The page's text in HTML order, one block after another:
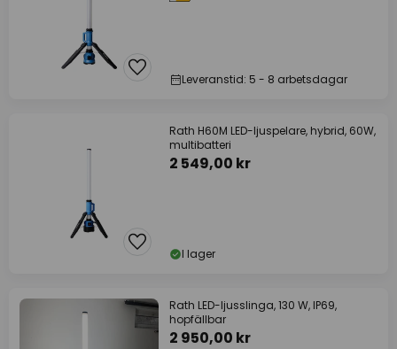
Leveranstid: 5 - 8 arbetsdagar
Rath H60M LED-ljuspelare, hybrid, 60W,
multibatteri
2 549,00 kr
I lager
Rath LED-ljusslinga, 130 W, IP69,
hopfällbar
2 950,00 kr